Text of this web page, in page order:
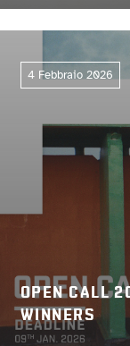
4 Febbraio 2026
OPEN CALL
WINNERS